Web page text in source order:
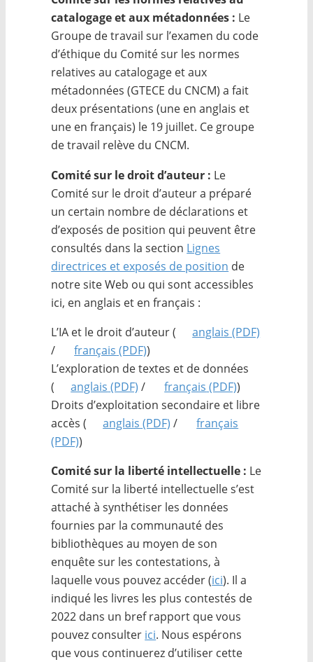
catalogage et aux métadonnées : Le
Groupe de travail sur l’examen du code
d’éthique du Comité sur les normes
relatives au catalogage et aux
métadonnées (GTECE du CNCM) a fait
deux présentations (une en anglais et
une en français) le 19 juillet. Ce groupe
de travail relève du CNCM.
Comité sur le droit d’auteur : Le
Comité sur le droit d’auteur a préparé
un certain nombre de déclarations et
d’exposés de position qui peuvent être
consultés dans la section Lignes
directrices et exposés de position de
notre site Web ou qui sont accessibles
ici, en anglais et en français :
L’IA et le droit d’auteur (
anglais (PDF)
/
français (PDF))
L’exploration de textes et de données
(
anglais (PDF) / français (PDF))
Droits d’exploitation secondaire et libre
accès (
anglais (PDF) /
français
(PDF))
Comité sur la liberté intellectuelle : Le
Comité sur la liberté intellectuelle s’est
attaché à synthétiser les données
fournies par la communauté des
bibliothèques au moyen de son
enquête sur les contestations, à
laquelle vous pouvez accéder (ici). Il a
indiqué les livres les plus contestés de
2022 dans un bref rapport que vous
pouvez consulter ici. Nous espérons
que vous continuerez d’utiliser cette